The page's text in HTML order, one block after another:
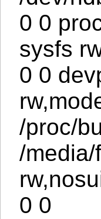
0 0
sysfs
0 0
/proc/
/
0 0